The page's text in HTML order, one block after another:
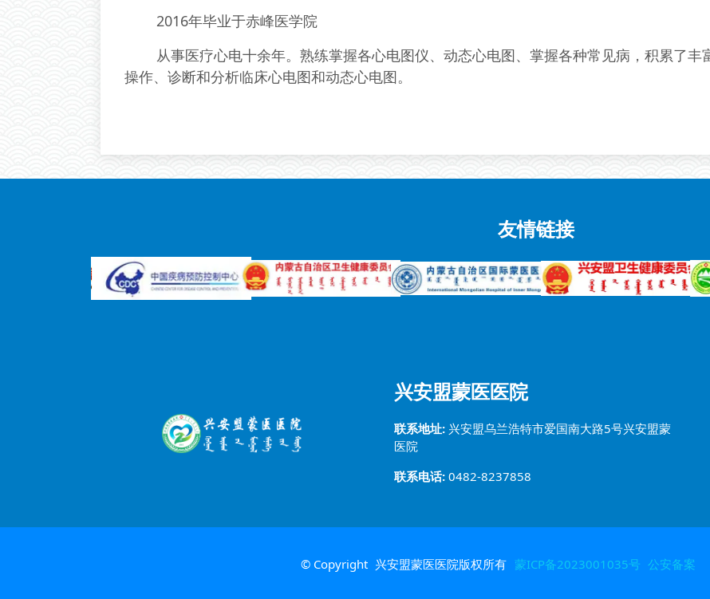
2016年毕业于赤峰医学院
从事医疗心电十余年。熟练掌握各心电图仪、动态心电图、掌握各种常见病，积累了丰
操作、诊断和分析临床心电图和动态心电图。
友情链接
兴安盟蒙医医院
联系地址: 兴安盟乌兰浩特市爱国南大路5号兴安盟蒙
医院
联系电话: 0482-8237858
© Copyright 兴安盟蒙医医院版权所有 蒙ICP备2023001035号 公安备案